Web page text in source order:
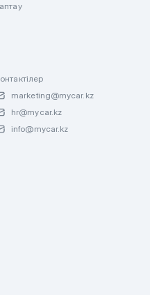
marketing@mycar.kz
hr@mycar.kz
info@mycar.kz